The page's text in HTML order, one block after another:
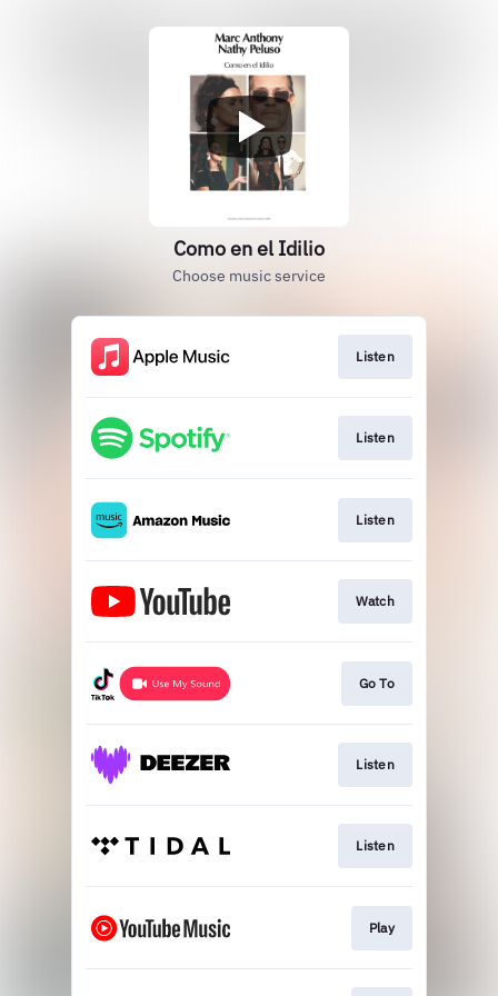
Como en el Idilio
Choose music service
Listen
Listen
Listen
Watch
Go To
Listen
Listen
Play